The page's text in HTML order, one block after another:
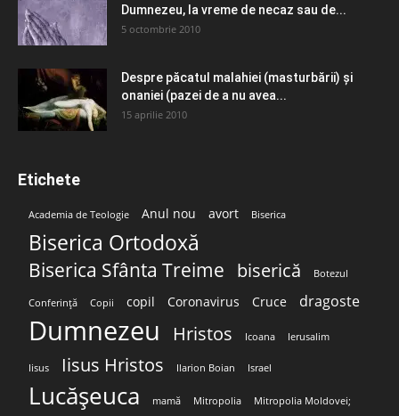
Dumnezeu, la vreme de necaz sau de...
5 octombrie 2010
Despre păcatul malahiei (masturbării) şi
onaniei (pazei de a nu avea...
15 aprilie 2010
Etichete
Academia de Teologie Anul nou avort Biserica
Biserica Ortodoxă
Biserica Sfânta Treime biserică Botezul
Conferință Copii copil Coronavirus Cruce dragoste
Dumnezeu Hristos Icoana Ierusalim
Iisus Iisus Hristos Ilarion Boian Israel
Lucășeuca mamă Mitropolia Mitropolia Moldovei;